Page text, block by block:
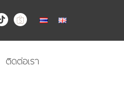
T
i
t
ติดต่อเรา